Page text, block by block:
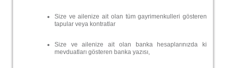
Size ve ailenize ait olan tüm gayrimenkulleri gösteren
tapular veya kontratlar
Size ve ailenize ait olan banka hesaplarınızda ki
mevduatları gösteren banka yazısı,